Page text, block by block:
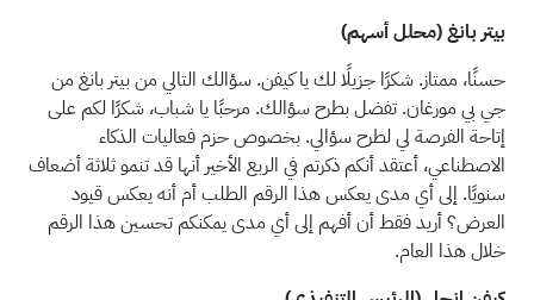
بيتر بانغ (محلل أسهم)
حسنًا، ممتاز. شكرًا جزيلًا لك يا كيفن. سؤالك التالي من بيتر بانغ من
جي بي مورغان. تفضل بطرح سؤالك. مرحبًا يا شباب، شكرًا لكم على
إتاحة الفرصة لي لطرح سؤالي. بخصوص حزم فعاليات الذكاء
الاصطناعي، أعتقد أنكم ذكرتم في الربع الأخير أنها قد تنمو ثلاثة أضعاف
سنويًا. إلى أي مدى يعكس هذا الرقم الطلب أم أنه يعكس قيود
العرض؟ أريد فقط أن أفهم إلى أي مدى يمكنكم تحسين هذا الرقم
خلال هذا العام.